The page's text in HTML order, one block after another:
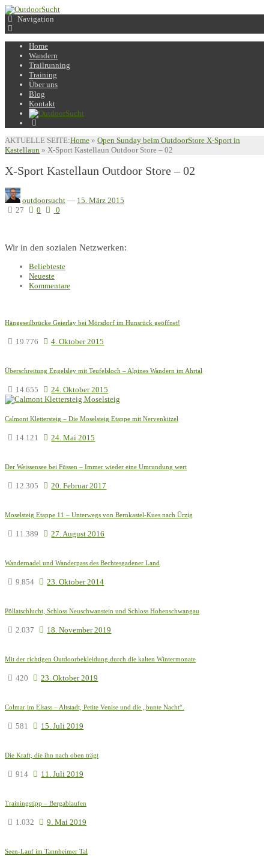
Navigation
Home
Wandern
Trailrunning
Training
Über uns
Blog
Kontakt
AKTUELLE SEITE:Home » Open Sunday beim OutdoorStore X-Sport in
Kastellaun » X-Sport Kastellaun Outdoor Store – 02
X-Sport Kastellaun Outdoor Store – 02
outdoorsucht — 15. März 2015
27
0 0
Wir in den sozialen Netzwerken:
Beliebteste
Neueste
Kommentare
Hängeseilbrücke Geierlay bei Mörsdorf im Hunsrück geöffnet!
19.776 4. Oktober 2015
Überschreitung Engelsley mit Teufelsloch – Alpines Wandern im Ahrtal
14.655 24. Oktober 2015
Calmont Klettersteig – Die Moselsteig Etappe mit Nervenkitzel
14.121 24. Mai 2015
Der Weissensee bei Füssen – Immer wieder eine Umrundung wert
12.305 20. Februar 2017
Moselsteig Etappe 11 – Unterwegs von Bernkastel-Kues nach Ürzig
11.389 27. August 2016
Wandernadel und Wanderpass des Bechtesgadener Land
9.854 23. Oktober 2014
Pöllatschlucht, Schloss Neuschwanstein und Schloss Hohenschwangau
2.037 18. November 2019
Mit der richtigen Outdoorbekleidung durch die kalten Wintermonate
420 23. Oktober 2019
Colmar im Elsass – Altstadt, Petite Venise und die „bunte Nacht“.
581 15. Juli 2019
Die Kraft, die ihn nach oben trägt
914 11. Juli 2019
Trainingstipp – Bergablaufen
1.032 9. Mai 2019
Seen-Lauf im Tannheimer Tal